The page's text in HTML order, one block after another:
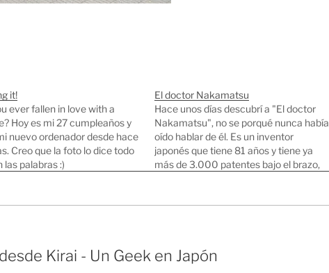
it!
ever fallen in love with a
Hoy es mi 27 cumpleaños y
nuevo ordenador desde hace
Creo que la foto lo dice todo
las palabras :)
El doctor Nakamatsu
Hace unos días descubrí a "El doctor
Nakamatsu", no se porqué nunca había
oído hablar de él. Es un inventor
japonés que tiene 81 años y tiene ya
más de 3.000 patentes bajo el brazo,
primeras…
Kirai - Un Geek en Japón